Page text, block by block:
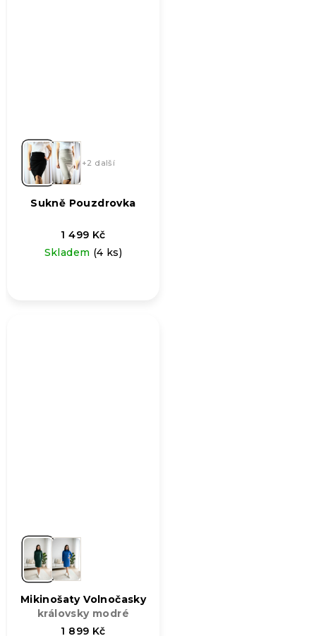
+2 další
Sukně Pouzdrovka
1 499 Kč
Skladem (4 ks)
Mikinošaty Volnočasky
královsky modré
1 899 Kč